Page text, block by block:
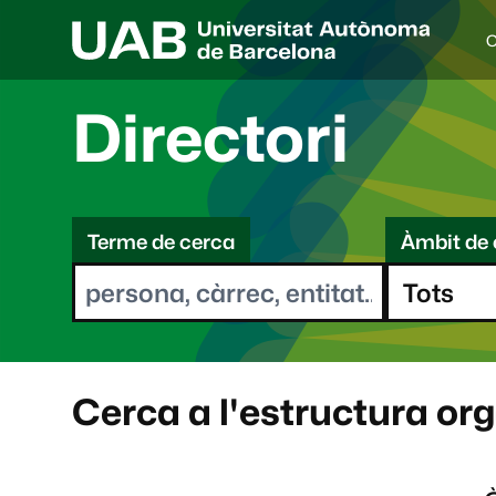
I
d
i
a
e
l
e
o
t
Directori
C
eTerme de cerca Àmbit de
Cerca a l'estructura